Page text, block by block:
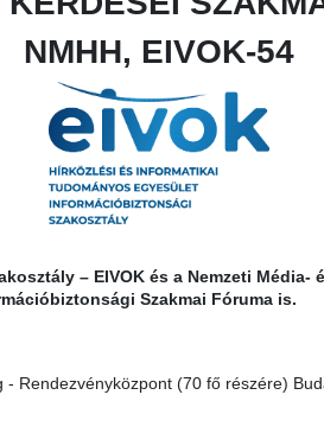
NMHH, EIVOK-54
– EIVOK és a Nemzeti Média-
Szakmai Fóruma is.
Rendezvényközpont (70 fő részére)